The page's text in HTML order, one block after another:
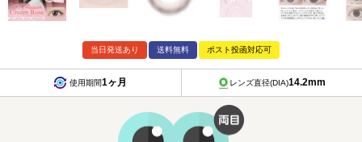
当日発送あり 送料無料 ポスト投函対応可
使用期間1ヶ月 レンズ直径(DIA)14.2mm